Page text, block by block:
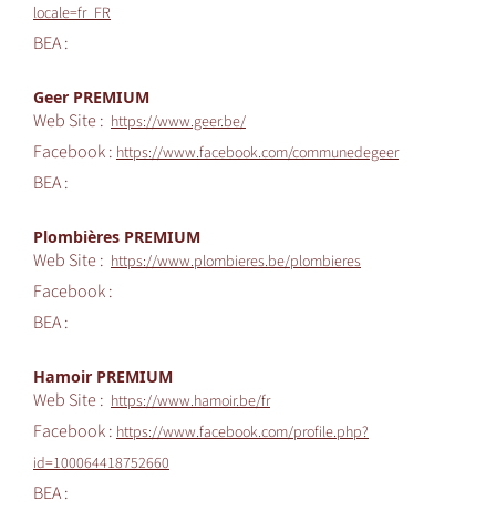
locale=fr_FR
BEA :
Geer PREMIUM
Web Site : https://www.geer.be/
Facebook :https://www.facebook.com/communedegeer
BEA :
Plombières PREMIUM
Web Site : https://www.plombieres.be/plombieres
Facebook :
BEA :
Hamoir PREMIUM
Web Site : https://www.hamoir.be/fr
Facebook :https://www.facebook.com/profile.php?
id=100064418752660
BEA :